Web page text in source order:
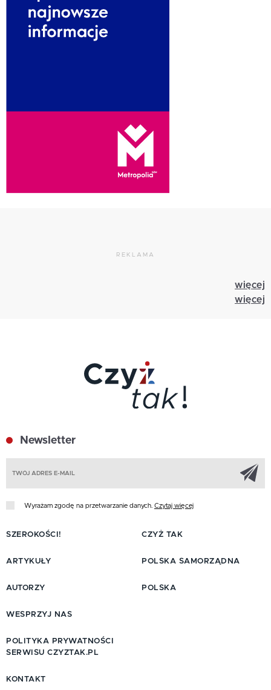
REKLAMA
więcej
więcej
Newsletter
Wyrażam zgodę na przetwarzanie danych. Czytaj więcej
SZEROKOŚCI!
ARTYKUŁY
AUTORZY
CZYŻ TAK
POLSKA SAMORZĄDNA
POLSKA
WESPRZYJ NAS
POLITYKA PRYWATNOŚCI
SERWISU CZYZTAK.PL
KONTAKT